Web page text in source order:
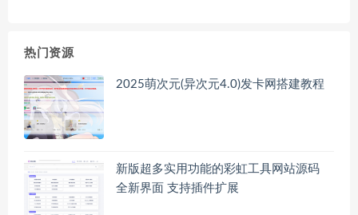
热门资源
2025萌次元(异次元4.0)发卡网搭建教程
新版超多实用功能的彩虹工具网站源码
全新界面 支持插件扩展